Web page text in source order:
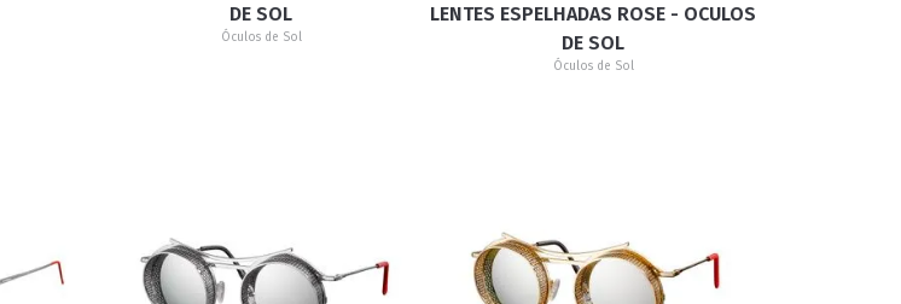
DE SOL
Óculos de Sol
LENTES ESPELHADAS ROSE - OCULOS
DE SOL
Óculos de Sol